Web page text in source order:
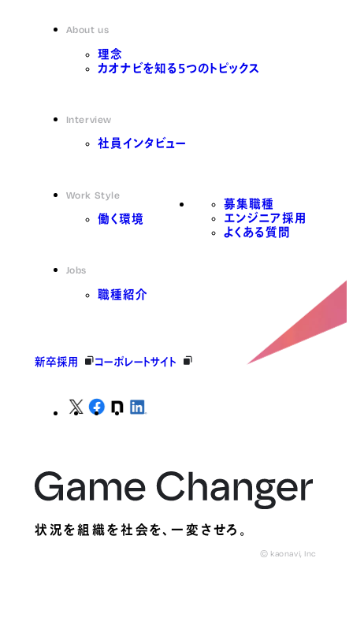
About us
理念
カオナビを知る5つのトピックス
Interview
社員インタビュー
Work Style
働く環境
Jobs
職種紹介
募集職種
エンジニア採用
よくある質問
新卒採用 コーポレートサイト
状況を組織を社会を、一変させろ。
© kaonavi, Inc